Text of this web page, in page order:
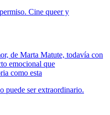
Cine queer y
de Marta Matute, todavía con
emocional que
como esta
puede ser extraordinario.